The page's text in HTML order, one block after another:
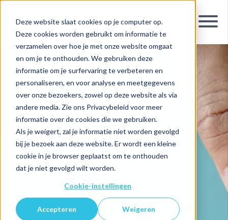
Deze website slaat cookies op je computer op.
Deze cookies worden gebruikt om informatie te
verzamelen over hoe je met onze website omgaat
en om je te onthouden. We gebruiken deze
informatie om je surfervaring te verbeteren en
personaliseren, en voor analyse en meetgegevens
over onze bezoekers, zowel op deze website als via
andere media. Zie ons Privacybeleid voor meer
informatie over de cookies die we gebruiken.
Als je weigert, zal je informatie niet worden gevolgd
bij je bezoek aan deze website. Er wordt een kleine
cookie in je browser geplaatst om te onthouden
dat je niet gevolgd wilt worden.
Cookie-instellingen
Accepteren Weigeren
Mentaal welzijn
voor jou en je
organisatie, met
psychologen in
Hasselt, Brussel en
daarbuiten